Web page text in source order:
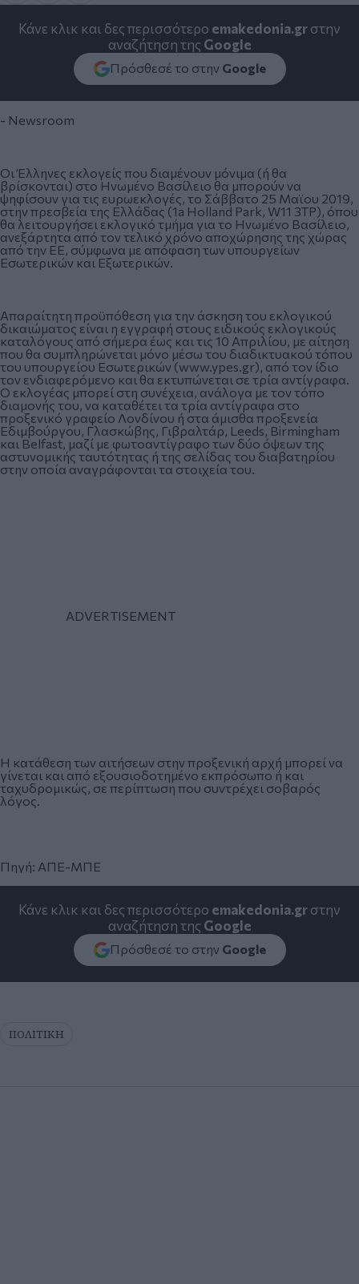
Κάνε κλικ και δες περισσότερο emakedonia.grστην
αναζήτηση της Google
Πρόσθεσέ το στην Google
- Newsroom
Οι Έλληνες εκλογείς που διαμένουν μόνιμα (ή θα
βρίσκονται) στο Ηνωμένο Βασίλειο θα μπορούν να
ψηφίσουν για τις ευρωεκλογές, το Σάββατο 25 Μαϊου 2019,
στην πρεσβεία της Ελλάδας (1a Holland Park, W11 3TP), όπου
θα λειτουργήσει εκλογικό τμήμα για το Ηνωμένο Βασίλειο,
ανεξάρτητα από τον τελικό χρόνο αποχώρησης της χώρας
από την ΕΕ, σύμφωνα με απόφαση των υπουργείων
Εσωτερικών και Εξωτερικών.
Απαραίτητη προϋπόθεση για την άσκηση του εκλογικού
δικαιώματος είναι η εγγραφή στους ειδικούς εκλογικούς
καταλόγους από σήμερα έως και τις 10 Απριλίου, με αίτηση
που θα συμπληρώνεται μόνο μέσω του διαδικτυακού τόπου
του υπουργείου Εσωτερικών (www.ypes.gr), από τον ίδιο
τον ενδιαφερόμενο και θα εκτυπώνεται σε τρία αντίγραφα.
Ο εκλογέας μπορεί στη συνέχεια, ανάλογα με τον τόπο
διαμονής του, να καταθέτει τα τρία αντίγραφα στο
προξενικό γραφείο Λονδίνου ή στα άμισθα προξενεία
Εδιμβούργου, Γλασκώβης, Γιβραλτάρ, Leeds, Birmingham
και Belfast, μαζί με φωτοαντίγραφο των δύο όψεων της
αστυνομικής ταυτότητας ή της σελίδας του διαβατηρίου
στην οποία αναγράφονται τα στοιχεία του.
Η κατάθεση των αιτήσεων στην προξενική αρχή μπορεί να
γίνεται και από εξουσιοδοτημένο εκπρόσωπο ή και
ταχυδρομικώς, σε περίπτωση που συντρέχει σοβαρός
λόγος.
Πηγή: ΑΠΕ-ΜΠΕ
Κάνε κλικ και δες περισσότερο emakedonia.grστην
αναζήτηση της Google
Πρόσθεσέ το στην Google
ΠΟΛΙΤΙΚΗ